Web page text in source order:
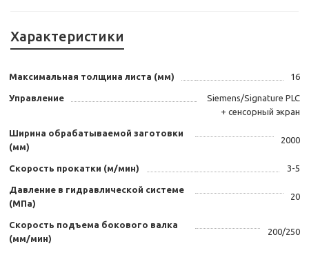
Характеристики
Максимальная толщина листа (мм) 16
Управление
Siemens/Signature PLC
+ сенсорный экран
Ширина обрабатываемой заготовки
(мм)
2000
Скорость прокатки (м/мин) 3-5
Давление в гидравлической системе
(МПа)
20
Скорость подъема бокового валка
(мм/мин)
200/250